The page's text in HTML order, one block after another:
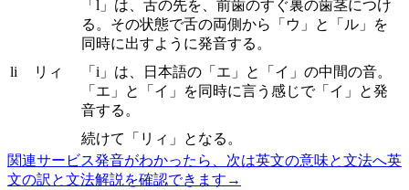
li リィ
「l」は、舌の先を、前歯のすぐ裏の歯茎につけ
る。その状態で舌の両側から「ウ」と「ル」を
同時に出すように発音する。
「i」は、日本語の「エ」と「イ」の中間の音。
「エ」と「イ」を同時に言う感じで「イ」と発
音する。
続けて「リィ」となる。
関連サービス発音がわかったら、次は英文の意味と文法へ英
文の訳と文法解説を確認できます →